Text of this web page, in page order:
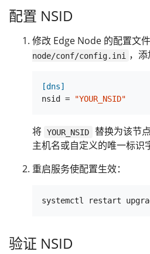
配置 NSID
修改 Edge Node 的配置文件
node/conf/config.ini
，添
[dns]
nsid
= "YOUR_NSID"
将 YOUR_NSID
替换为该节
主机名或自定义的唯一标识
重启服务使配置生效：
验证 NSID